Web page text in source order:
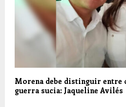
Morena debe distinguir
guerra sucia: Jaqueline Avilés